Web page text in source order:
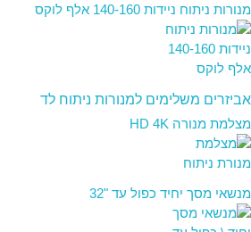
מנורות ניתוח ניידות 140-160 אלף לוקס
אביזרים משלימים למנורות ניתוח לד
מצלמת מנורה HD 4K
מנשאי מסך יחיד כפול עד "32